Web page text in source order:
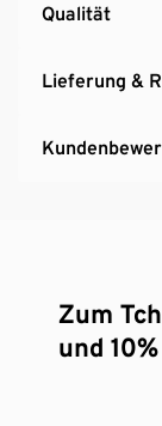
Qualität
Lieferung &
Zum
und